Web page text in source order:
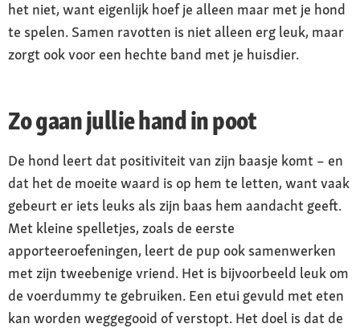
het niet, want eigenlijk hoef je alleen maar met je hond
te spelen. Samen ravotten is niet alleen erg leuk, maar
zorgt ook voor een hechte band met je huisdier.
Zo gaan jullie hand in poot
De hond leert dat positiviteit van zijn baasje komt – en
dat het de moeite waard is op hem te letten, want vaak
gebeurt er iets leuks als zijn baas hem aandacht geeft.
Met kleine spelletjes, zoals de eerste
apporteeroefeningen, leert de pup ook samenwerken
met zijn tweebenige vriend. Het is bijvoorbeeld leuk om
de voerdummy te gebruiken. Een etui gevuld met eten
kan worden weggegooid of verstopt. Het doel is dat de